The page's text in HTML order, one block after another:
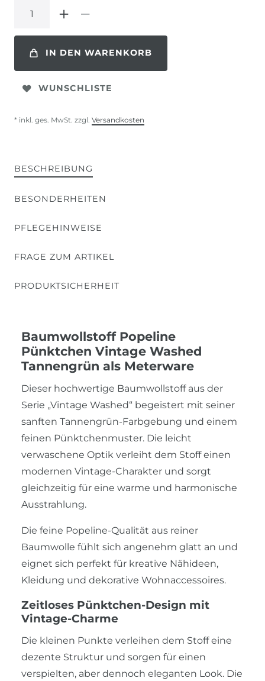
IN DEN WARENKORB
WUNSCHLISTE
* inkl. ges. MwSt. zzgl. Versandkosten
BESCHREIBUNG
BESONDERHEITEN
PFLEGEHINWEISE
FRAGE ZUM ARTIKEL
PRODUKTSICHERHEIT
Baumwollstoff Popeline
Pünktchen Vintage Washed
Tannengrün als Meterware
Dieser hochwertige Baumwollstoff aus der
Serie „Vintage Washed“ begeistert mit seiner
sanften Tannengrün-Farbgebung und einem
feinen Pünktchenmuster. Die leicht
verwaschene Optik verleiht dem Stoff einen
modernen Vintage-Charakter und sorgt
gleichzeitig für eine warme und harmonische
Ausstrahlung.
Die feine Popeline-Qualität aus reiner
Baumwolle fühlt sich angenehm glatt an und
eignet sich perfekt für kreative Nähideen,
Kleidung und dekorative Wohnaccessoires.
Zeitloses Pünktchen-Design mit
Vintage-Charme
Die kleinen Punkte verleihen dem Stoff eine
dezente Struktur und sorgen für einen
verspielten, aber dennoch eleganten Look. Die